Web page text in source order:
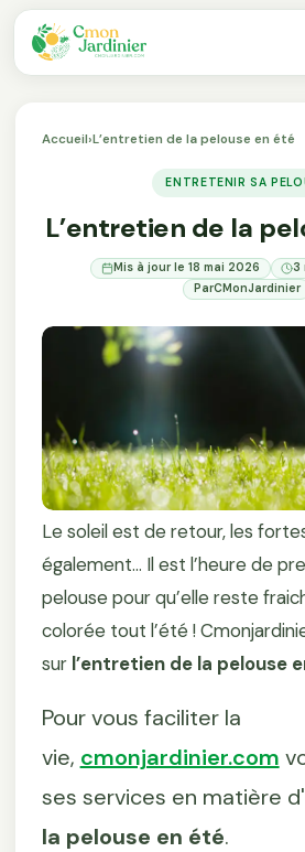
Accueil›L’entretien de la pelouse en été
ENTRETENIR SA
L’entretien de la
Mis à jour le 18 mai 2026
3
ParCMonJardinier
Le soleil est de retour, les
également... Il est l’heure de
pelouse pour qu’elle reste
colorée tout l’été !
sur l’entretien de la pelouse
Pour vous faciliter la
vie, cmonjardinier.com
ses services en matière d'
la pelouse en été.